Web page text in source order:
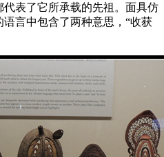
表了它所承载的先祖。面具仿
言中包含了两种意思，“收获